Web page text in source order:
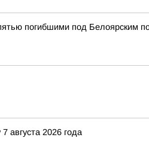
погибшими под Белоярским
августа 2026 года